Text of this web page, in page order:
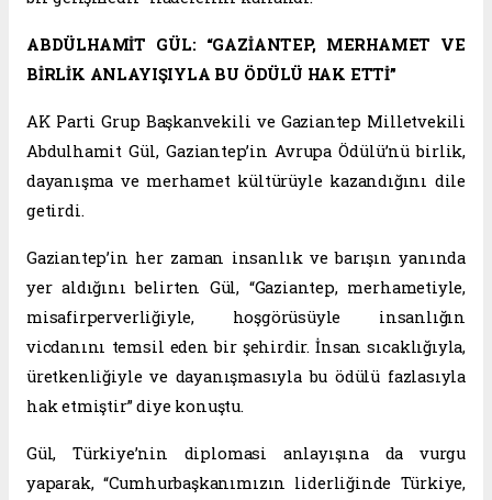
ABDÜLHAMİT GÜL: “GAZİANTEP, MERHAMET VE
BİRLİK ANLAYIŞIYLA BU ÖDÜLÜ HAK ETTİ”
AK Parti Grup Başkanvekili ve Gaziantep Milletvekili
Abdulhamit Gül, Gaziantep’in Avrupa Ödülü’nü birlik,
dayanışma ve merhamet kültürüyle kazandığını dile
getirdi.
Gaziantep’in her zaman insanlık ve barışın yanında
yer aldığını belirten Gül, “Gaziantep, merhametiyle,
misafirperverliğiyle, hoşgörüsüyle insanlığın
vicdanını temsil eden bir şehirdir. İnsan sıcaklığıyla,
üretkenliğiyle ve dayanışmasıyla bu ödülü fazlasıyla
hak etmiştir” diye konuştu.
Gül, Türkiye’nin diplomasi anlayışına da vurgu
yaparak, “Cumhurbaşkanımızın liderliğinde Türkiye,